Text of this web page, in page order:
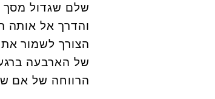
שלם שגדול מסך
והדרך אל אותה
הצורך לשמור
של הארבעה
הרווחה של אם